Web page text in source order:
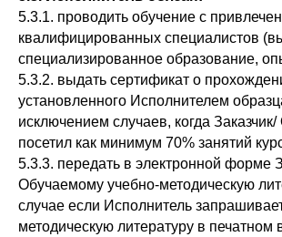
5.3.1. проводить обучение с
квалифицированных специалистов
специализированное образование,
5.3.2. выдать сертификат о
установленного Исполнителем
исключением случаев, когда
посетил как минимум 70% занятий
5.3.3. передать в электронной форме
Обучаемому учебно-методическую
случае если Исполнитель
методическую литературу в печатном